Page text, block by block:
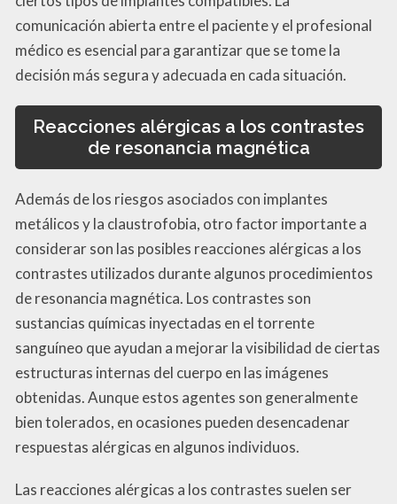
comunicación abierta entre el paciente y el profesional
médico es esencial para garantizar que se tome la
decisión más segura y adecuada en cada situación.
Reacciones alérgicas a los contrastes
de resonancia magnética
Además de los riesgos asociados con implantes
metálicos y la claustrofobia, otro factor importante a
considerar son las posibles reacciones alérgicas a los
contrastes utilizados durante algunos procedimientos
de resonancia magnética. Los contrastes son
sustancias químicas inyectadas en el torrente
sanguíneo que ayudan a mejorar la visibilidad de ciertas
estructuras internas del cuerpo en las imágenes
obtenidas. Aunque estos agentes son generalmente
bien tolerados, en ocasiones pueden desencadenar
respuestas alérgicas en algunos individuos.
Las reacciones alérgicas a los contrastes suelen ser